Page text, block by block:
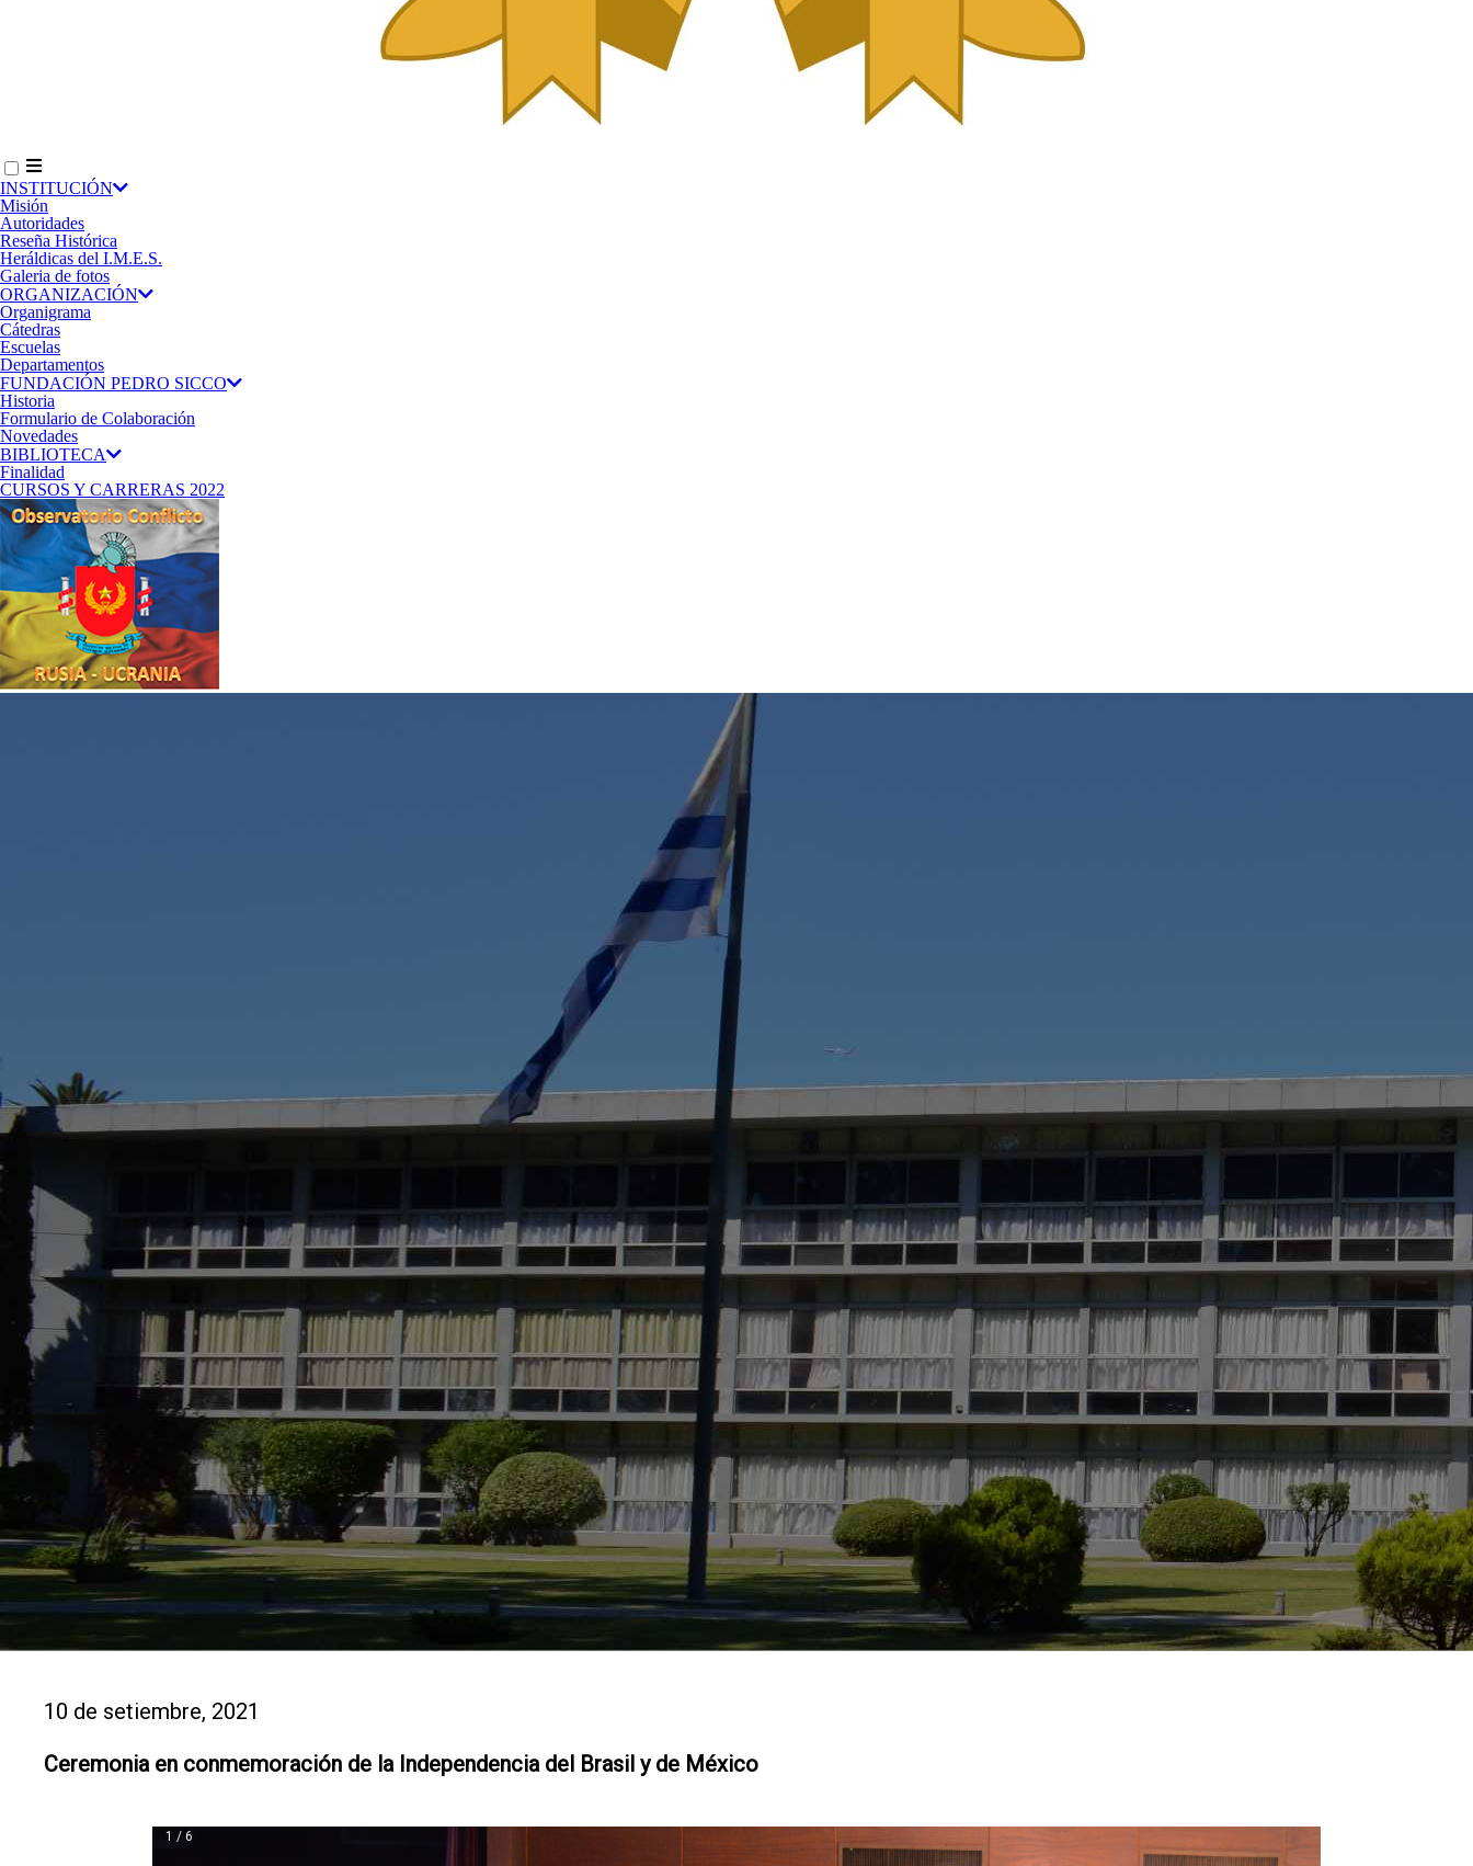
INSTITUCIÓN
Misión
Autoridades
Reseña Histórica
Heráldicas del I.M.E.S.
Galeria de fotos
ORGANIZACIÓN
Organigrama
Cátedras
Escuelas
Departamentos
FUNDACIÓN PEDRO SICCO
Historia
Formulario de Colaboración
Novedades
BIBLIOTECA
Finalidad
CURSOS Y CARRERAS 2022
10 de setiembre, 2021
Ceremonia en conmemoración de la Independencia del Brasil y de México
1 / 6